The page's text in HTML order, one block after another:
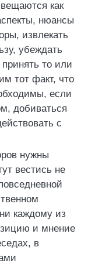
как
нюансы
извлекать
убеждать
то или
тот факт, что
если
добиваться
с
нужны
вестись не
каждому из
и мнение
в